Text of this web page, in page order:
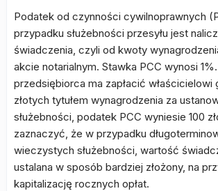
Podatek od czynności cywilnoprawnych
przypadku służebności przesyłu jest
świadczenia, czyli od kwoty
akcie notarialnym. Stawka PCC wynosi
przedsiębiorca ma zapłacić właścicielowi
złotych tytułem wynagrodzenia za
służebności, podatek PCC wyniesie 100
zaznaczyć, że w przypadku
wieczystych służebności, wartość
ustalana w sposób bardziej złożony, na
kapitalizację rocznych opłat.